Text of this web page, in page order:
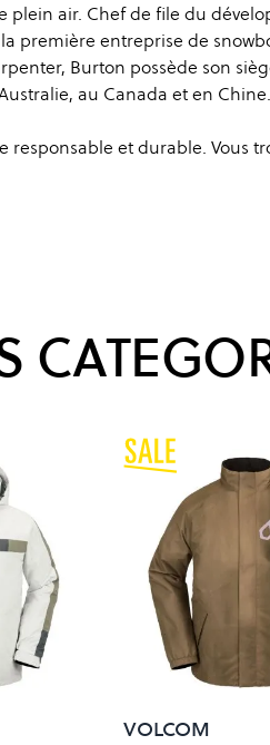
plein air. Chef de file du
première entreprise de
Burton possède son
au Canada et en Chine.
et durable. Vous
VOLCOM